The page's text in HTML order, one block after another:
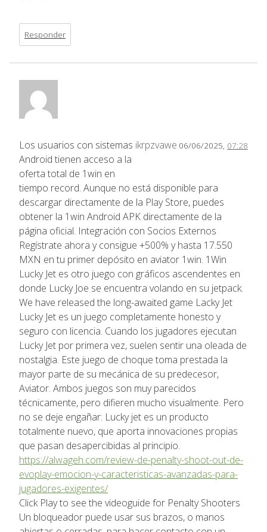
Responder
ikrpzvawe 06/06/2025, 07:28
Los usuarios con sistemas
Android tienen acceso a la
oferta total de 1win en
tiempo record. Aunque no está disponible para
descargar directamente de la Play Store, puedes
obtener la 1win Android APK directamente de la
página oficial. Integración con Socios Externos
Regístrate ahora y consigue +500% y hasta 17.550
MXN en tu primer depósito en aviator 1win. 1Win
Lucky Jet es otro juego con gráficos ascendentes en
donde Lucky Joe se encuentra volando en su jetpack.
We have released the long-awaited game Lacky Jet
Lucky Jet es un juego completamente honesto y
seguro con licencia. Cuando los jugadores ejecutan
Lucky Jet por primera vez, suelen sentir una oleada de
nostalgia. Este juego de choque toma prestada la
mayor parte de su mecánica de su predecesor,
Aviator. Ambos juegos son muy parecidos
técnicamente, pero difieren mucho visualmente. Pero
no se deje engañar: Lucky jet es un producto
totalmente nuevo, que aporta innovaciones propias
que pasan desapercibidas al principio.
https://alwageh.com/review-de-penalty-shoot-out-de-
evoplay-emocion-y-caracteristicas-avanzadas-para-
jugadores-exigentes/
Click Play to see the videoguide for Penalty Shooters
Un bloqueador puede usar sus brazos, o manos